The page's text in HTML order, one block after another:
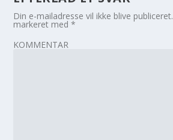
Din e-mailadresse vil ikke blive publiceret.
markeret med*
KOMMENTAR